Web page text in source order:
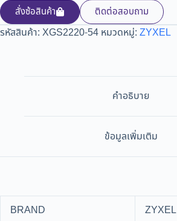
สั่งซ้อสินค้า
ติดต่อสอบถาม
รหัสสินค้า: XGS2220-54 หมวดหมู่: ZYXEL
คำอธิบาย
ข้อมูลเพิ่มเติม
BRAND
ZYXEL